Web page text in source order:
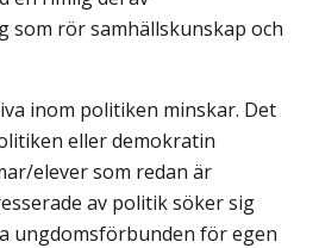
som rör samhällskunskap och
inom politiken minskar. Det
eller demokratin
elever som redan är
av politik söker sig
ungdomsförbunden för egen